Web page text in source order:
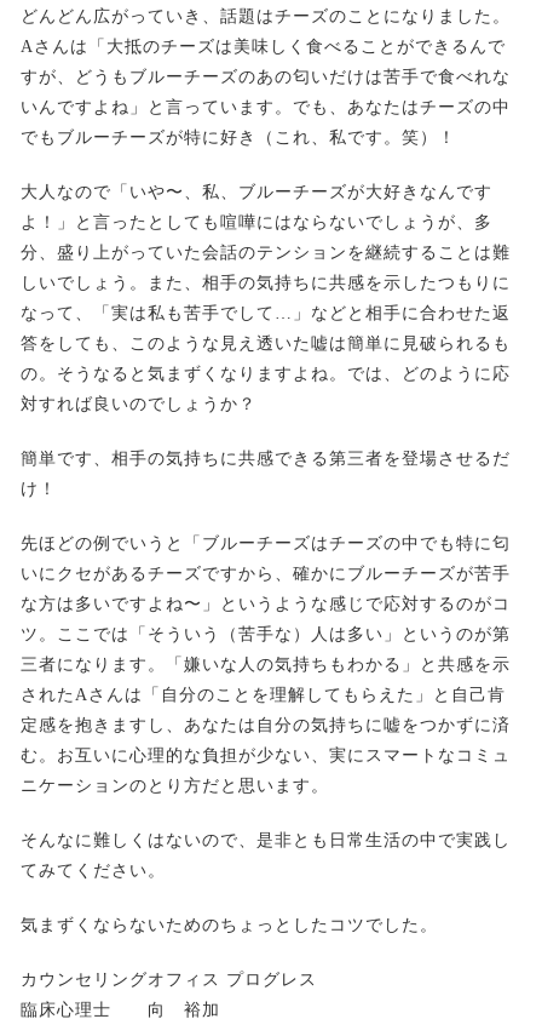
どんどん広がっていき、話題はチーズのことになりました。
Aさんは「大抵のチーズは美味しく食べることができるんで
すが、どうもブルーチーズのあの匂いだけは苦手で食べれな
いんですよね」と言っています。でも、あなたはチーズの中
でもブルーチーズが特に好き（これ、私です。笑）！
大人なので「いや〜、私、ブルーチーズが大好きなんです
よ！」と言ったとしても喧嘩にはならないでしょうが、多
分、盛り上がっていた会話のテンションを継続することは難
しいでしょう。また、相手の気持ちに共感を示したつもりに
なって、「実は私も苦手でして…」などと相手に合わせた返
答をしても、このような見え透いた嘘は簡単に見破られるも
の。そうなると気まずくなりますよね。では、どのように応
対すれば良いのでしょうか？
簡単です、相手の気持ちに共感できる第三者を登場させるだ
け！
先ほどの例でいうと「ブルーチーズはチーズの中でも特に匂
いにクセがあるチーズですから、確かにブルーチーズが苦手
な方は多いですよね〜」というような感じで応対するのがコ
ツ。ここでは「そういう（苦手な）人は多い」というのが第
三者になります。「嫌いな人の気持ちもわかる」と共感を示
されたAさんは「自分のことを理解してもらえた」と自己肯
定感を抱きますし、あなたは自分の気持ちに嘘をつかずに済
む。お互いに心理的な負担が少ない、実にスマートなコミュ
ニケーションのとり方だと思います。
そんなに難しくはないので、是非とも日常生活の中で実践し
てみてください。
気まずくならないためのちょっとしたコツでした。
カウンセリングオフィス プログレス
臨床心理士 向 裕加